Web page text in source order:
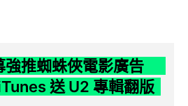
強推蜘蛛俠電影廣告
送 U2 專輯翻版